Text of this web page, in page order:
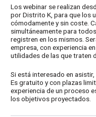
Los webinar se realizan
por Distrito K, para que los
cómodamente y sin coste.
simultáneamente para
registren en los mismos.
empresa, con experiencia
utilidades de las que traten
Si está interesado en asistir,
Es gratuito y con plazas
experiencia de un proceso
los objetivos proyectados.